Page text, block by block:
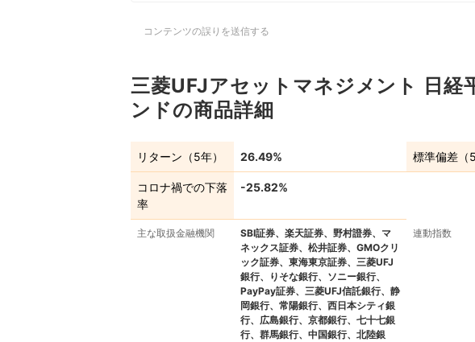
コンテンツの誤りを送信する
三菱UFJアセットマネジメント 日経
ンドの商品詳細
リターン（5年） 26.49% 標準偏差（5
コロナ禍での下落
率
-25.82%
主な取扱金融機関
SBI証券、楽天証券、野村證券、マ
ネックス証券、松井証券、GMOクリ
ック証券、東海東京証券、三菱UFJ
銀行、りそな銀行、ソニー銀行、
PayPay証券、三菱UFJ信託銀行、静
岡銀行、常陽銀行、西日本シティ銀
行、広島銀行、京都銀行、七十七銀
行、群馬銀行、中国銀行、北陸銀
連動指数